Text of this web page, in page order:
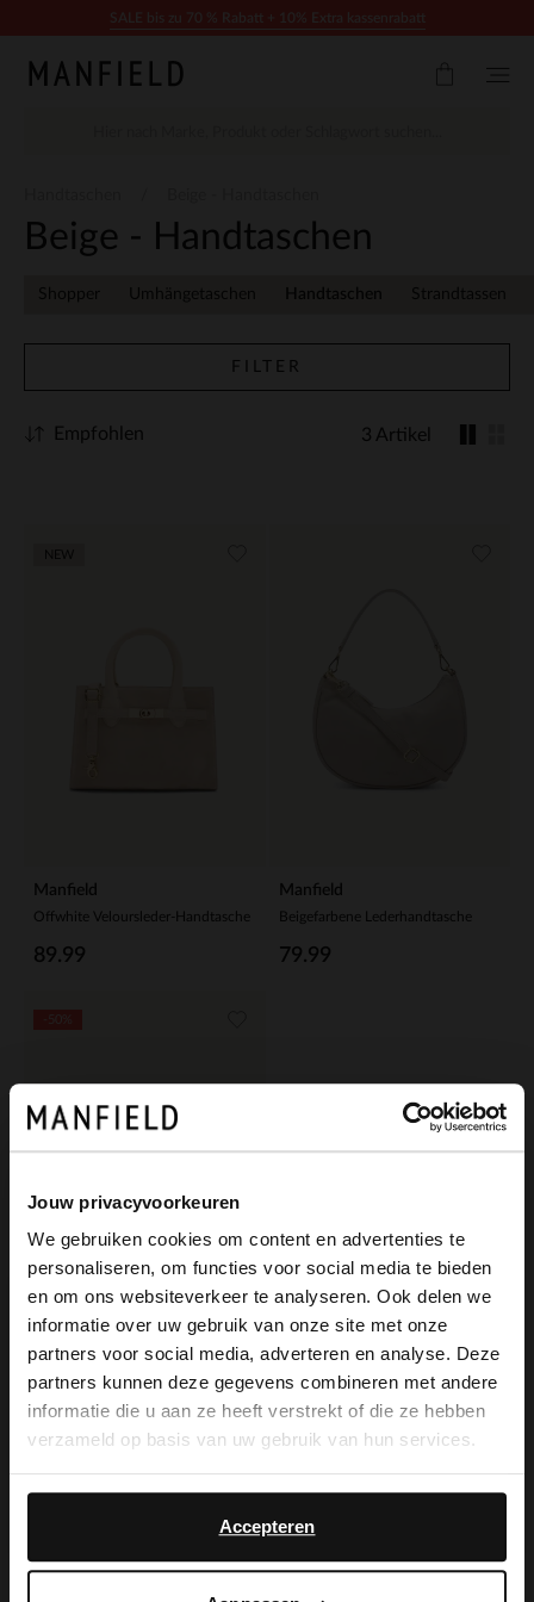
Jouw privacyvoorkeuren
We gebruiken cookies om content en advertenties te
personaliseren, om functies voor social media te bieden
en om ons websiteverkeer te analyseren. Ook delen we
informatie over uw gebruik van onze site met onze
partners voor social media, adverteren en analyse. Deze
partners kunnen deze gegevens combineren met andere
informatie die u aan ze heeft verstrekt of die ze hebben
verzameld op basis van uw gebruik van hun services.
Accepteren
Beige - Handtaschen
Shopper Umhängetaschen Handtaschen Strandtassen
FILTER
3 Artikel
Empfohlen
Manfield
Offwhite Veloursleder-Handtasche
89.99
Manfield
Beigefarbene Lederhandtasche
79.99
Manfield
Beigefarbene Handtasche aus Raffia-Bast
39.99
20.00
×
View this website in English?
It looks like your language isn't Dutch. Would
you like to switch to English?
English